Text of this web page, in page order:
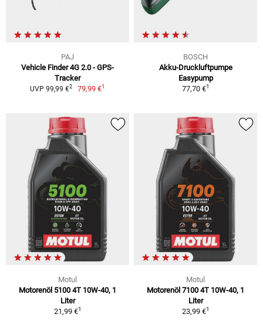
PAJ
Vehicle Finder 4G 2.0 - GPS-
Tracker
UVP 99,99 €2 79,99 €1
BOSCH
Akku-Druckluftpumpe
Easypump
77,70 €1
Motul
Motorenöl 5100 4T 10W-40, 1
Liter
21,99 €1
Motul
Motorenöl 7100 4T 10W-40, 1
Liter
23,99 €1